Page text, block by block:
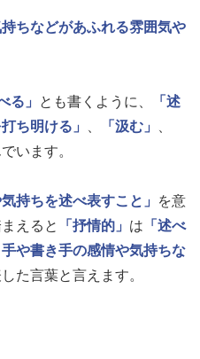
持ちなどがあふれる雰囲気や
る」 とも書くように、
「述
ち明ける」 「汲む」
います。
持ちを述べ表すこと」
を意
えると
「抒情的」 は 「述べ
や書き手の感情や気持ちな
た言葉と言えます。